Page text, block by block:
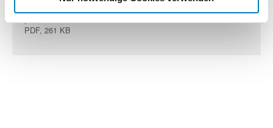
PDF, 261 KB